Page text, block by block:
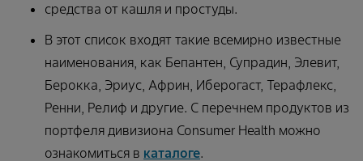
средства от кашля и простуды.
В этот список входят такие всемирно известные
наименования, как Бепантен, Супрадин, Элевит,
Берокка, Эриус, Африн, Иберогаст, Терафлекс,
Ренни, Релиф и другие. С перечнем продуктов из
портфеля дивизиона Consumer Health можно
ознакомиться в каталоге.